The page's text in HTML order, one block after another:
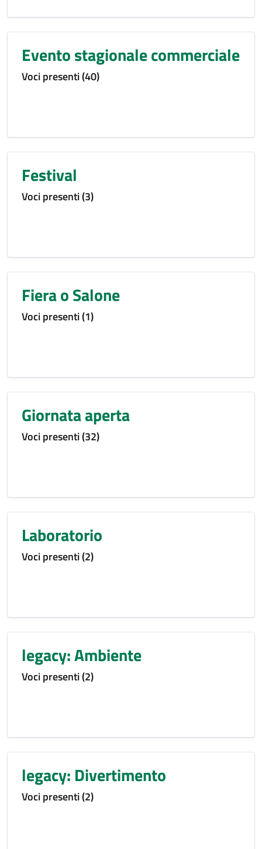
Evento stagionale commerciale
Voci presenti (40)
Festival
Voci presenti (3)
Fiera o Salone
Voci presenti (1)
Giornata aperta
Voci presenti (32)
Laboratorio
Voci presenti (2)
legacy: Ambiente
Voci presenti (2)
legacy: Divertimento
Voci presenti (2)